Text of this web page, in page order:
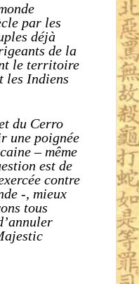
par les
déjà
de la
le territoire
les Indiens
du Cerro
une poignée
– même
est de
contre
-, mieux
tous